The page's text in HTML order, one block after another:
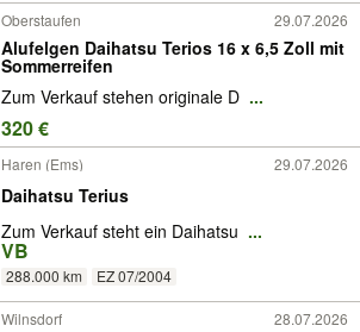
Oberstaufen 29.07.2026
Alufelgen Daihatsu Terios 16 x 6,5 Zoll mit
Sommerreifen
Zum Verkauf stehen originale D ...
320 €
Haren (Ems) 29.07.2026
Daihatsu Terius
Zum Verkauf steht ein Daihatsu ...
VB
288.000 km EZ 07/2004
Wilnsdorf 28.07.2026